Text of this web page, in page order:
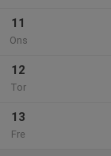
11
Ons
12
Tor
13
Fre